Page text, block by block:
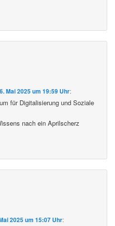
6. Mai 2025 um 19:59 Uhr:
für Digitalisierung und Soziale
nach ein Aprilscherz
2025 um 15:07 Uhr: